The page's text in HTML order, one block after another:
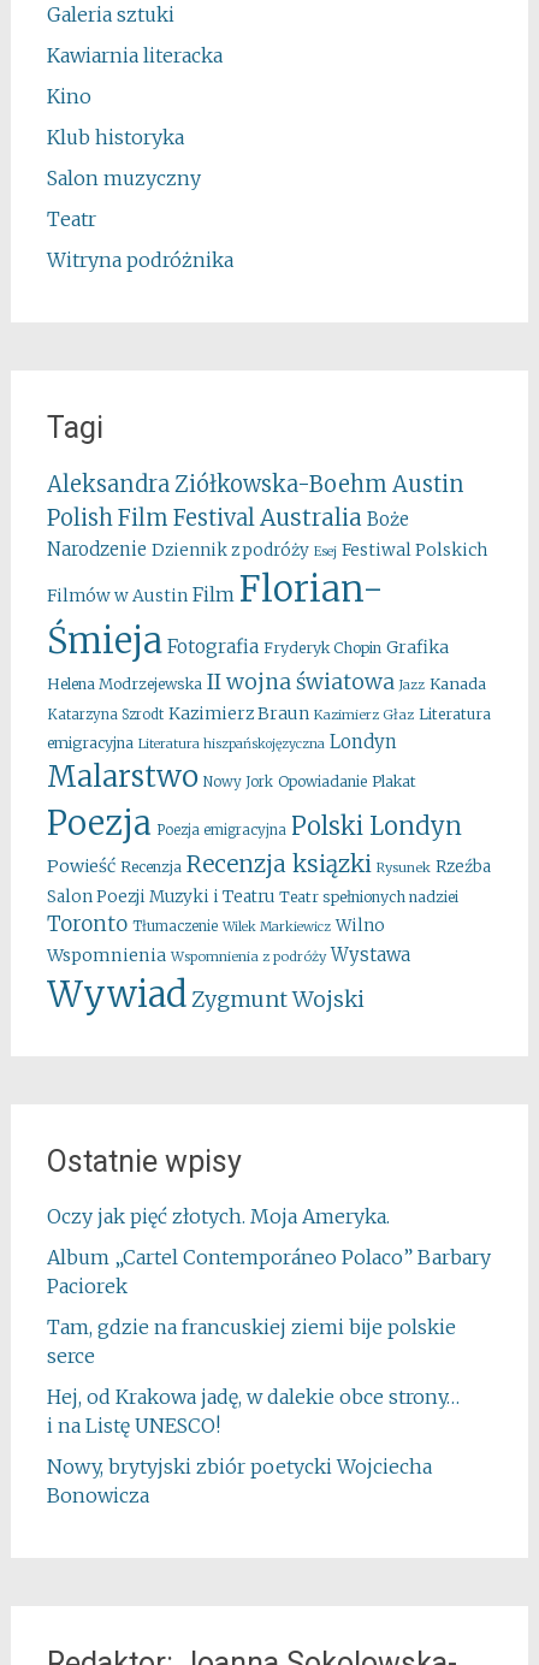
Galeria sztuki
Kawiarnia literacka
Kino
Klub historyka
Salon muzyczny
Teatr
Witryna podróżnika
Tagi
Aleksandra Ziółkowska-Boehm Austin
Polish Film Festival Australia Boże
Narodzenie Dziennik z podróży Esej Festiwal Polskich
Filmów w Austin Film Florian-
Śmieja Fotografia Fryderyk Chopin Grafika
Helena Modrzejewska II wojna światowa Jazz Kanada
Katarzyna Szrodt Kazimierz Braun Kazimierz Głaz Literatura
emigracyjna Literatura hiszpańskojęzyczna Londyn
Malarstwo Nowy Jork Opowiadanie Plakat
Poezja Poezja emigracyjna Polski Londyn
Powieść Recenzja Recenzja ksiązki Rysunek Rzeźba
Salon Poezji Muzyki i Teatru Teatr spełnionych nadziei
Toronto Tłumaczenie Wilek Markiewicz Wilno
Wspomnienia Wspomnienia z podróży Wystawa
WywiadZygmunt Wojski
Ostatnie wpisy
Oczy jak pięć złotych. Moja Ameryka.
Album „Cartel Contemporáneo Polaco” Barbary
Paciorek
Tam, gdzie na francuskiej ziemi bije polskie
serce
Hej, od Krakowa jadę, w dalekie obce strony…
i na Listę UNESCO!
Nowy, brytyjski zbiór poetycki Wojciecha
Bonowicza